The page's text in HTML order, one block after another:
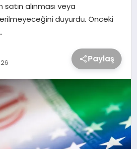
alınması veya
duyurdu. Önceki
Paylaş